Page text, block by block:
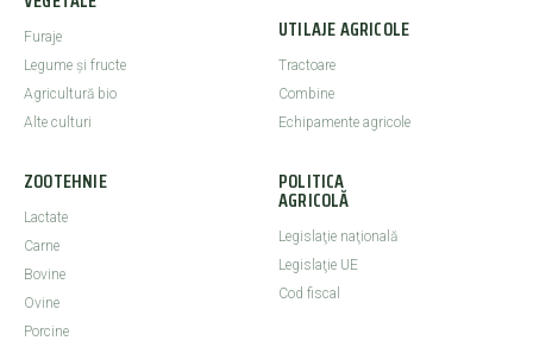
Furaje
Legume şi fructe
Agricultură bio
Alte culturi
UTILAJE AGRICOLE
Tractoare
Combine
Echipamente agricole
ZOOTEHNIE
Lactate
Carne
Bovine
Ovine
Porcine
POLITICA
AGRICOLĂ
Legislaţie naţională
Legislaţie UE
Cod fiscal